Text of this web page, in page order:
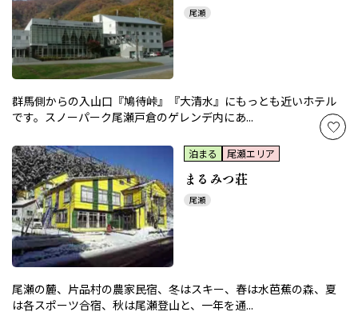
尾瀬
群馬側からの入山口『鳩待峠』『大清水』にもっとも近いホテル
です。スノーパーク尾瀬戸倉のゲレンデ内にあ...
泊まる 尾瀬エリア
まるみつ荘
尾瀬
尾瀬の麓、片品村の農家民宿、冬はスキー、春は水芭蕉の森、夏
は各スポーツ合宿、秋は尾瀬登山と、一年を通...